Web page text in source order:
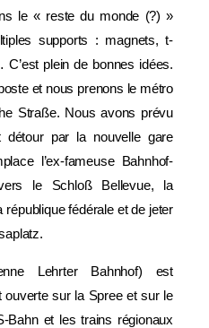
le « reste du monde (?) »
supports : magnets, t-
plein de bonnes idées.
et nous prenons le métro
Straße. Nous avons prévu
par la nouvelle gare
l’ex-fameuse Bahnhof-
le Schloß Bellevue, la
fédérale et de jeter
Lehrter Bahnhof) est
ouverte sur la Spree et sur le
Bahn et les trains régionaux